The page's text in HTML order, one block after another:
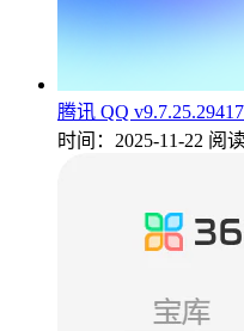
腾讯 QQ
时间：2025-11-22 阅